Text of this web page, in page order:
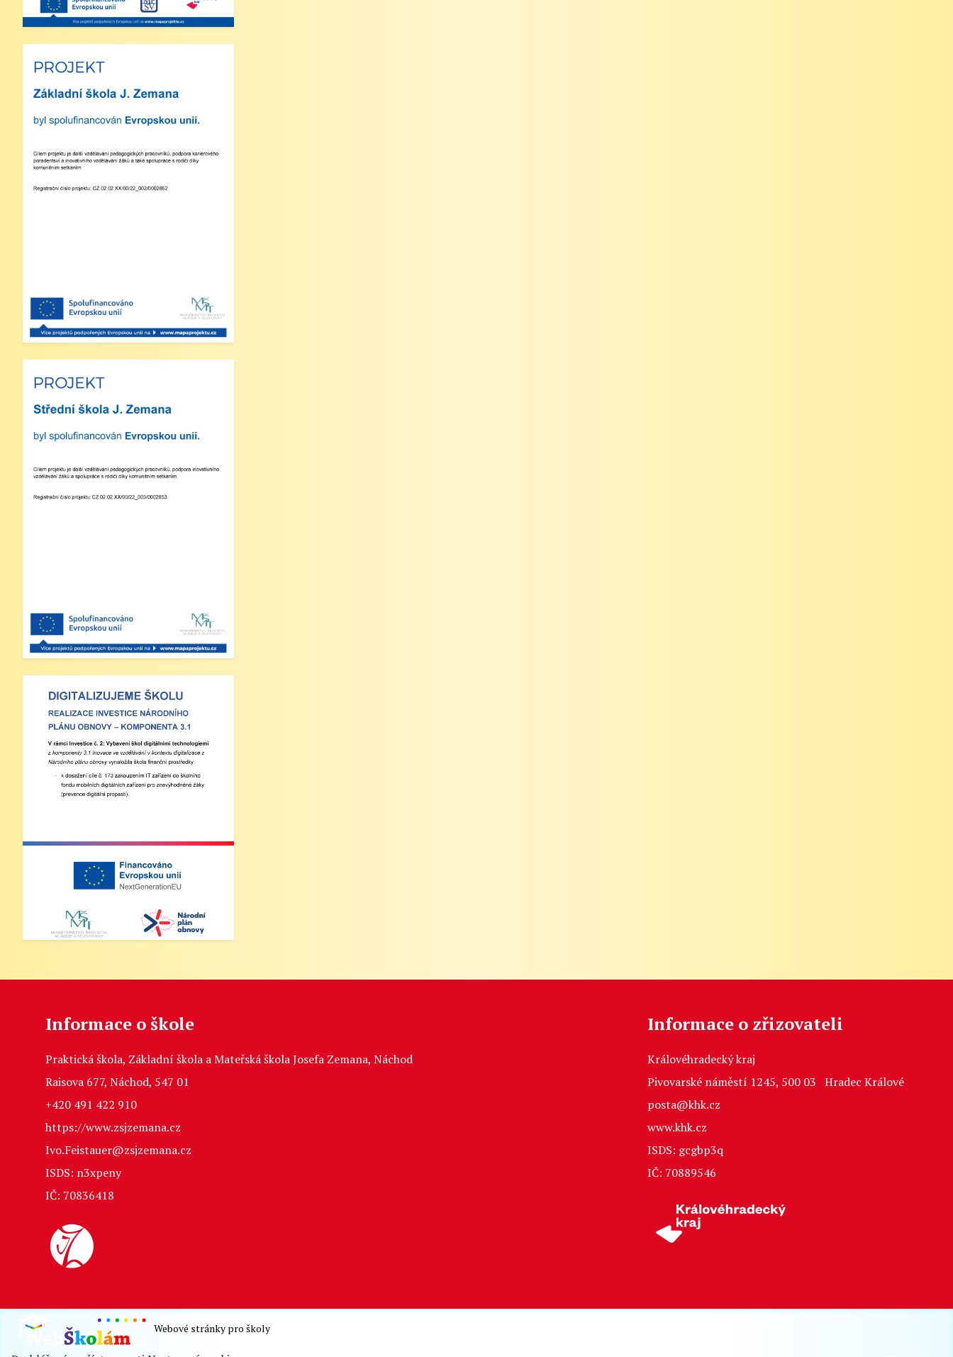
zajištěn dohled nad žáky, kteří půjdou na
oběd nebo jsou přihlášeni do školní
družiny.
4. Školní družina: Provoz školní družiny
bude od 12:30 do 15:30 hodin (pro žáky
zástupci žáků, kteří budou do projektu
zapojeni, předloží škole platné potvrzení
z Úřadu práce o pobírání dávek hmotné
Zveřejněno: 29.5.2025
Branný den v Josefově
Zveřejněno: 23.5.2025
Metují, VI. a VII. třída
Zveřejněno: 21.5.2025
Zveřejněno: 20.5.2025
Třídní schůzky dne 8. 4. 2025 od
13 - 16 hodin
Informace o škole
Praktická škola, Základní škola a Mateřská škola Josefa Zemana, Náchod
Raisova 677, Náchod, 547 01
+420 491 422 910
https://www.zsjzemana.cz
Ivo.Feistauer@zsjzemana.cz
ISDS: n3xpeny
IČ: 70836418
Informace o zřizovateli
Královéhradecký kraj
Pivovarské náměstí 1245, 500 03 Hradec Králové
posta@khk.cz
www.khk.cz
ISDS: gcgbp3q
IČ: 70889546
Webové stránky pro školy